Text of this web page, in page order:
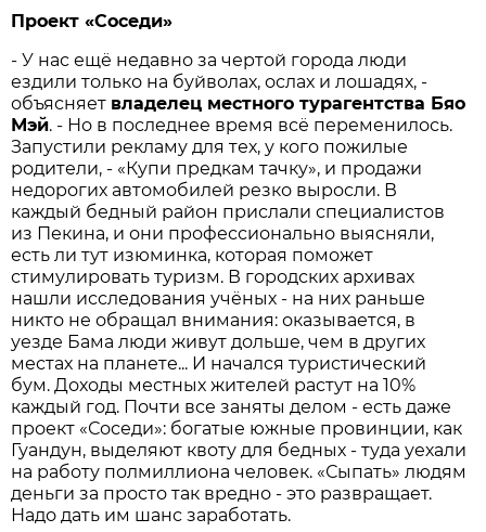
Проект «Соседи»
- У нас ещё недавно за чертой города люди
ездили только на буйволах, ослах и лошадях, -
объясняет владелец местного турагентства Бяо
Мэй. - Но в последнее время всё переменилось.
Запустили рекламу для тех, у кого пожилые
родители, - «Купи предкам тачку», и продажи
недорогих автомобилей резко выросли. В
каждый бедный район прислали специалистов
из Пекина, и они профессионально выясняли,
есть ли тут изюминка, которая поможет
стимулировать туризм. В городских архивах
нашли исследования учёных - на них раньше
никто не обращал внимания: оказывается, в
уезде Бама люди живут дольше, чем в других
местах на планете... И начался туристический
бум. Доходы мест­ных жителей растут на 10%
каждый год. Почти все заняты делом - есть даже
проект «Соседи»: богатые южные провинции, как
Гуандун, выделяют квоту для бедных - туда уехали
на работу полмиллиона человек. «Сыпать» людям
деньги за просто так вредно - это развращает.
Надо дать им шанс заработать.